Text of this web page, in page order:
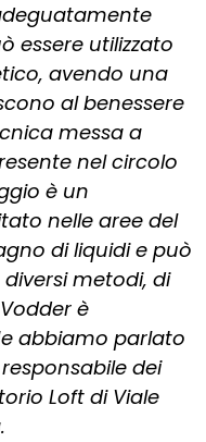
essere utilizzato
avendo una
al benessere
messa a
nel circolo
è un
nelle aree del
di liquidi e può
metodi, di
è
abbiamo parlato
dei
Loft di Viale